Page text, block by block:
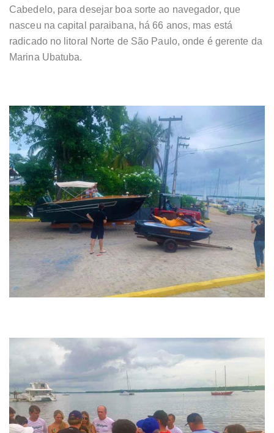
Cabedelo, para desejar boa sorte ao navegador, que
nasceu na capital paraibana, há 66 anos, mas está
radicado no litoral Norte de São Paulo, onde é gerente da
Marina Ubatuba.